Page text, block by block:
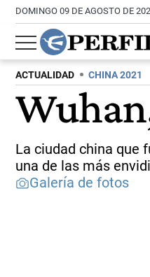
DOMINGO 09 DE AGOSTO DE
ACTUALIDAD CHINA 2021
La ciudad china que
una de las más
Galería de fotos